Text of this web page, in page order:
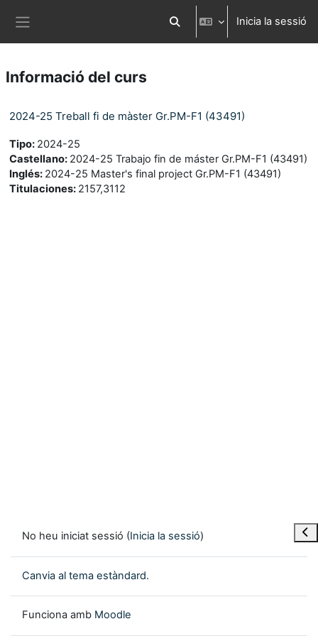
Commuta l'entrada de la cerca
Inicia la sessió
Informació del curs
2024-25 Treball fi de màster Gr.PM-F1 (43491)
Tipo: 2024-25
Castellano: 2024-25 Trabajo fin de máster Gr.PM-F1 (43491)
Inglés: 2024-25 Master's final project Gr.PM-F1 (43491)
Titulaciones: 2157,3112
No heu iniciat sessió (Inicia la sessió)
Canvia al tema estàndard.
Funciona amb Moodle